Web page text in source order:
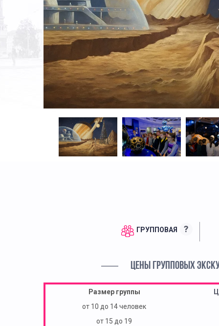
ГРУППОВАЯ ?
ЦЕНЫ ГРУППОВЫХ
Размер группы
от 10 до 14 человек
от 15 до 19